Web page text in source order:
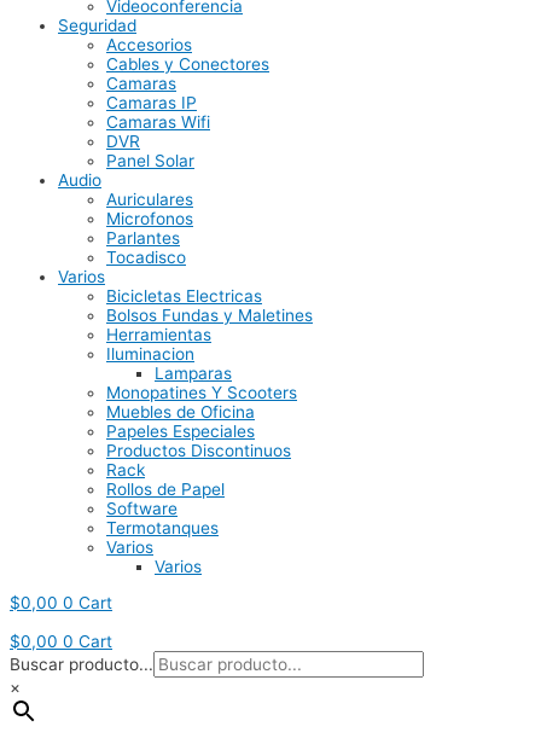
Videoconferencia
Seguridad
Accesorios
Cables y Conectores
Camaras
Camaras IP
Camaras Wifi
DVR
Panel Solar
Audio
Auriculares
Microfonos
Parlantes
Tocadisco
Varios
Bicicletas Electricas
Bolsos Fundas y Maletines
Herramientas
Iluminacion
Lamparas
Monopatines Y Scooters
Muebles de Oficina
Papeles Especiales
Productos Discontinuos
Rack
Rollos de Papel
Software
Termotanques
Varios
Varios
$0,00 0 Cart
$0,00 0 Cart
Buscar producto...
×